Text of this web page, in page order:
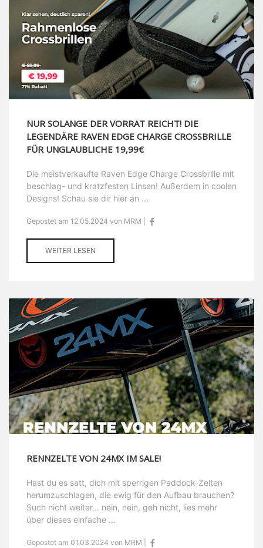
NUR SOLANGE DER VORRAT REICHT! DIE
LEGENDÄRE RAVEN EDGE CHARGE CROSSBRILLE
FÜR UNGLAUBLICHE 19,99€
Die meistverkaufte Raven Edge Charge Crossbrille mit
beschlag- und kratzfesten Linsen! Außerdem in coolen
Designs! Schau sie dir hier an ...
Gepostet am 12.05.2024 von MRM |
WEITER LESEN
RENNZELTE VON 24MX IM SALE!
Hast du es satt, dich mit sperrigen Paddock-Zelten
herumzuschlagen, die ewig für den Aufbau brauchen?
Such nicht weiter... nein, nein, geh nicht, lies mehr
über dieses einfache ...
Gepostet am 01.03.2024 von MRM |